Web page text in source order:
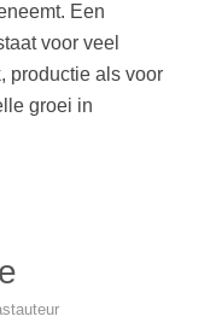
Een
voor veel
productie als voor
groei in